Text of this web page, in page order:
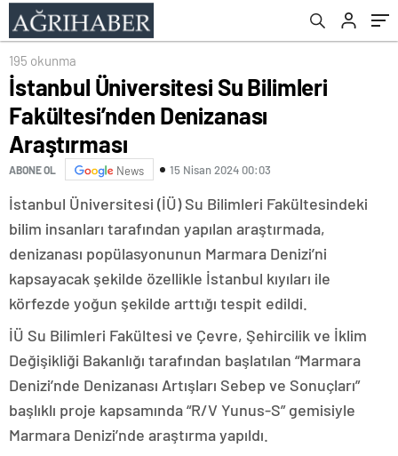
195 okunma
İstanbul Üniversitesi Su Bilimleri
Fakültesi’nden Denizanası
Araştırması
ABONE OL News 15 Nisan 2024 00:03
İstanbul Üniversitesi (İÜ) Su Bilimleri Fakültesindeki
bilim insanları tarafından yapılan araştırmada,
denizanası popülasyonunun Marmara Denizi’ni
kapsayacak şekilde özellikle İstanbul kıyıları ile
körfezde yoğun şekilde arttığı tespit edildi.
İÜ Su Bilimleri Fakültesi ve Çevre, Şehircilik ve İklim
Değişikliği Bakanlığı tarafından başlatılan “Marmara
Denizi’nde Denizanası Artışları Sebep ve Sonuçları”
başlıklı proje kapsamında “R/V Yunus-S” gemisiyle
Marmara Denizi’nde araştırma yapıldı.